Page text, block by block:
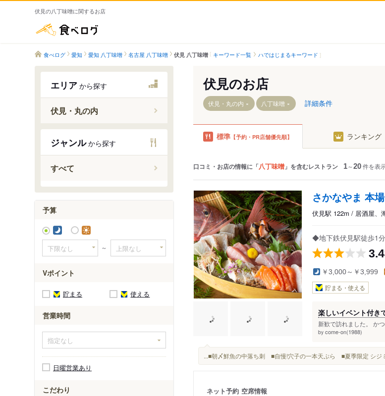
伏見の八丁味噌に関するお店
食べログ 愛知 愛知 八丁味噌 名古屋 八丁味噌 伏見 八丁味噌 キーワード一覧 ハではじまるキーワード
エリア から探す
伏見・丸の内
伏見駅
ジャンルから探す
すべて
予算
～
Vポイント
貯まる 使える
営業時間
日曜営業あり
こだわり
伏見のお店
伏見・丸の内 八丁味噌 詳細条件
標準 【予約・PR店舗優先順】 ランキング
口コミ・お店の情報に「八丁味噌 」を含むレストラン 1～20件を表
さかなやま 本場
伏見駅 122m / 居酒屋、
◆地下鉄伏見駅徒歩1
￥3,000～￥3,999
貯まる・使える
楽しいイベント付き
新歓で訪れました。 か
by come-on(1988)
...■朝〆鮮魚の中落ち刺 ■自慢!穴子の一本天ぷら ■夏季限定 シジ
ネット予約 空席情報